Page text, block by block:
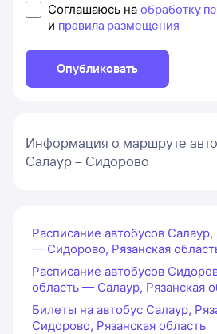
Соглашаюсь на обработку
и правила размещения
Опубликовать
Информация о маршруте
Салаур – Сидорово
Расписание автобусов Салаур,
— Сидорово, Рязанская
Расписание автобусов
область — Салаур, Рязанская
Билеты на автобус Салаур,
Сидорово, Рязанская область